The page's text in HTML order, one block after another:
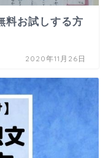
料お試しする方
2020年11月26日